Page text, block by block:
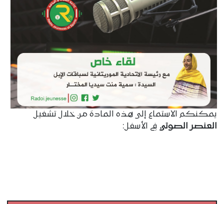
يمكنكم الاستماع إلى هذه المادة من خلال تشغيل
العنصر الصوتي في الأسفل: